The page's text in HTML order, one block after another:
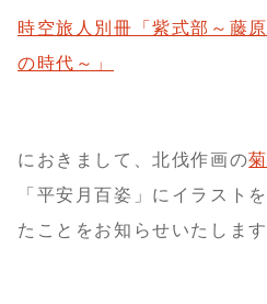
時空旅人別冊「紫式部～藤
の時代～」
におきまして、北伐作画の
「平安月百姿」にイラスト
たことをお知らせいたします